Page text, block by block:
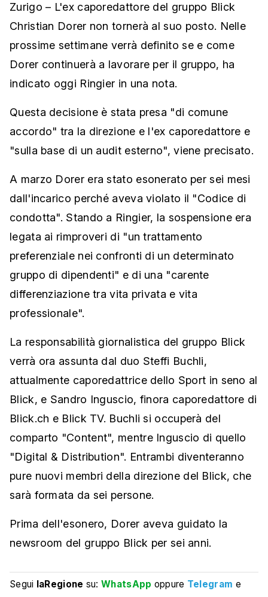
Zurigo – L'ex caporedattore del gruppo Blick
Christian Dorer non tornerà al suo posto. Nelle
prossime settimane verrà definito se e come
Dorer continuerà a lavorare per il gruppo, ha
indicato oggi Ringier in una nota.
Questa decisione è stata presa "di comune
accordo" tra la direzione e l'ex caporedattore e
"sulla base di un audit esterno", viene precisato.
A marzo Dorer era stato esonerato per sei mesi
dall'incarico perché aveva violato il "Codice di
condotta". Stando a Ringier, la sospensione era
legata ai rimproveri di "un trattamento
preferenziale nei confronti di un determinato
gruppo di dipendenti" e di una "carente
differenziazione tra vita privata e vita
professionale".
La responsabilità giornalistica del gruppo Blick
verrà ora assunta dal duo Steffi Buchli,
attualmente caporedattrice dello Sport in seno al
Blick, e Sandro Inguscio, finora caporedattore di
Blick.ch e Blick TV. Buchli si occuperà del
comparto "Content", mentre Inguscio di quello
"Digital & Distribution". Entrambi diventeranno
pure nuovi membri della direzione del Blick, che
sarà formata da sei persone.
Prima dell'esonero, Dorer aveva guidato la
newsroom del gruppo Blick per sei anni.
Segui laRegione su:WhatsApp oppure Telegram e